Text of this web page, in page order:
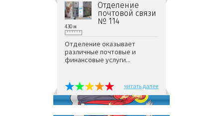
Отделение
почтовой связи
№ 114
430 м
Отделение оказывает
различные почтовые и
финансовые услуги...
читать далее